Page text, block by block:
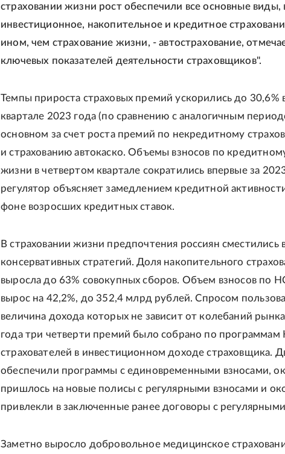
страховании жизни рост обеспечили все основные виды,
инвестиционное, накопительное и кредитное
ином, чем страхование жизни, - автострахование,
ключевых показателей деятельности страховщиков".
Темпы прироста страховых премий ускорились до 30,6%
квартале 2023 года (по сравнению с аналогичным
основном за счет роста премий по некредитному
и страхованию автокаско. Объемы взносов по
жизни в четвертом квартале сократились впервые за
регулятор объясняет замедлением кредитной
фоне возросших кредитных ставок.
В страховании жизни предпочтения россиян сместились
консервативных стратегий. Доля накопительного
выросла до 63% совокупных сборов. Объем взносов по
вырос на 42,2%, до 352,4 млрд рублей. Спросом
величина дохода которых не зависит от колебаний
года три четверти премий было собрано по
страхователей в инвестиционном доходе страховщика.
обеспечили программы с единовременными взносами,
пришлось на новые полисы с регулярными взносами и
привлекли в заключенные ранее договоры с
Заметно выросло добровольное медицинское